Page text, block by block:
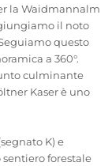
la Waidmannalm
il noto
questo
a 360°.
culminante
Kaser è uno
K) e
forestale